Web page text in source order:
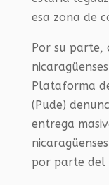
esa zona de
Por su parte,
Plataforma
(Pude)
entrega
por parte del